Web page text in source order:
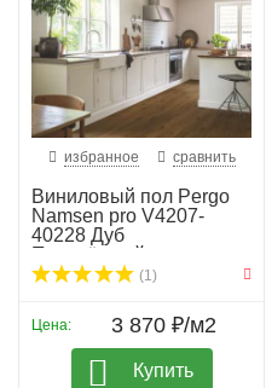
избранное сравнить
Виниловый пол Pergo
Namsen pro V4207-
40228 Дуб
Приозёрный...
(1)
Цена: 3 870 ₽/м2
Купить